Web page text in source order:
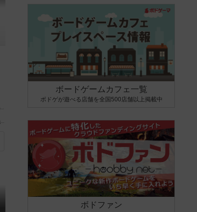
ファンタジー フライト ゲームズ（Fantasy Flight Games）
ボードゲームカフェ一覧
ボドゲが遊べる店舗を全国500店舗以上掲載中
ボドファン